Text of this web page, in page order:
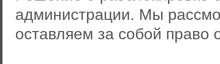
администрации. Мы
оставляем за собой право